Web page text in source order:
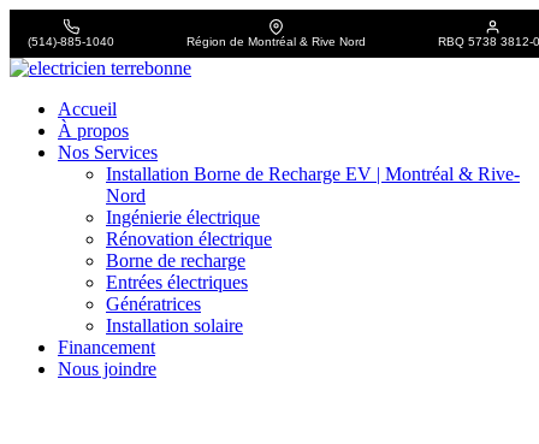
(514)-885-1040 Région de Montréal & Rive Nord RBQ 5738 3812-
Accueil
À propos
Nos Services
Installation Borne de Recharge EV | Montréal & Rive-
Nord
Ingénierie électrique
Rénovation électrique
Borne de recharge
Entrées électriques
Génératrices
Installation solaire
Financement
Nous joindre